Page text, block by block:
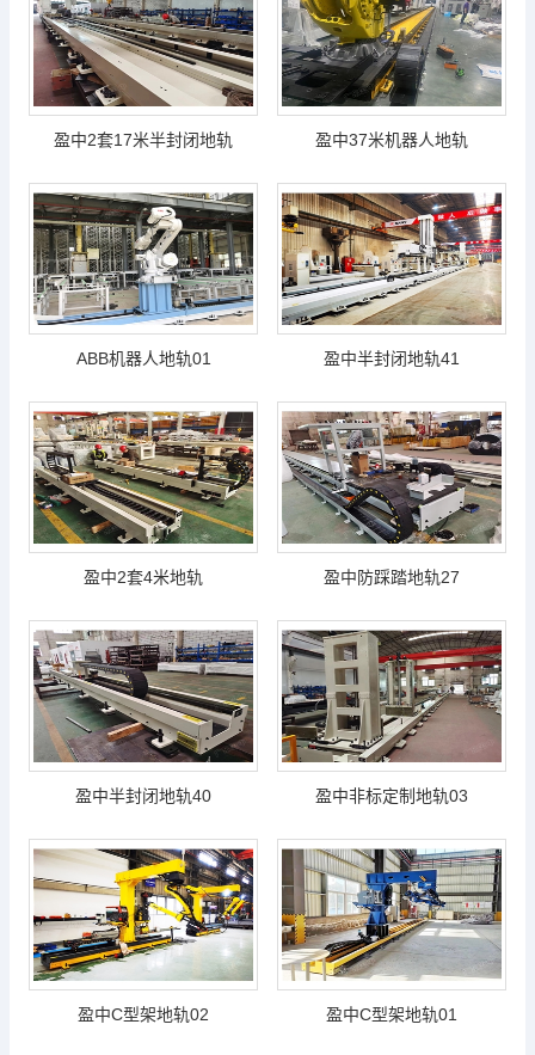
盈中2套17米半封闭地轨 盈中37米机器人地轨
ABB机器人地轨01 盈中半封闭地轨41
盈中2套4米地轨 盈中防踩踏地轨27
盈中半封闭地轨40 盈中非标定制地轨03
盈中C型架地轨02 盈中C型架地轨01